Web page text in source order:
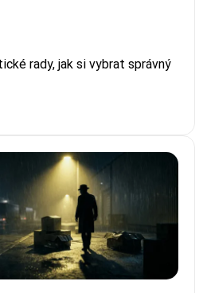
rady, jak si vybrat správný